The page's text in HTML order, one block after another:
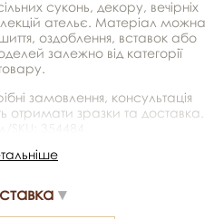
суконь, декору, вечірніх
ательє. Матеріал можна
оздоблення, вставок або
залежно від категорії
замовлення, консультація
отримати зразки та доставка.
— матеріал для
в Inter Tex, SKU 354484.